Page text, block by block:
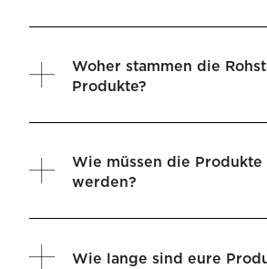
Woher stammen die
Produkte?
Wie müssen die
werden?
Wie lange sind eure